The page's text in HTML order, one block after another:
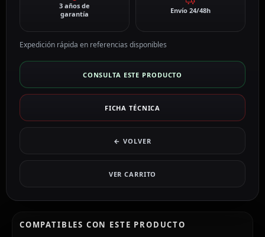
3 años de
garantía
Envío 24/48h
Expedición rápida en referencias disponibles
CONSULTA ESTE PRODUCTO
FICHA TÉCNICA
← VOLVER
VER CARRITO
COMPATIBLES CON ESTE PRODUCTO